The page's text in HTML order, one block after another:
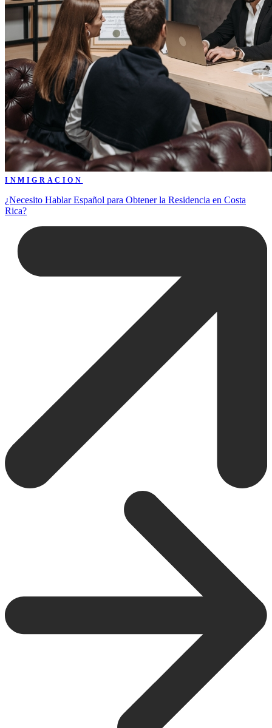
INMIGRACION
¿Necesito Hablar Español para Obtener la Residencia en Costa
Rica?